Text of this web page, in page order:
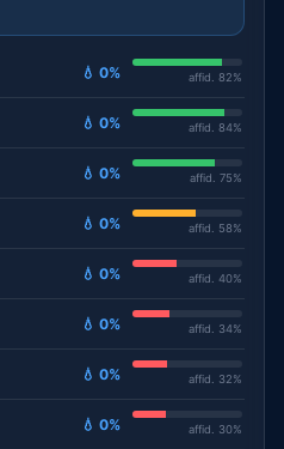
💧 0% affid. 82%
💧 0% affid. 84%
💧 0% affid. 75%
💧 0% affid. 58%
💧 0% affid. 40%
💧 0% affid. 34%
💧 0% affid. 32%
💧 0% affid. 30%